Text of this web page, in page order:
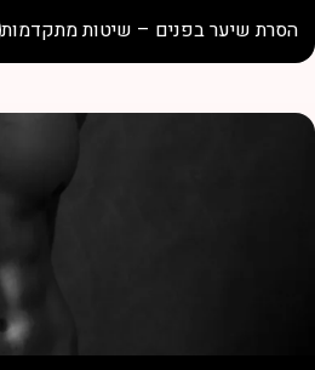
הסרת שיער בפנים – שיטות מתקדמות